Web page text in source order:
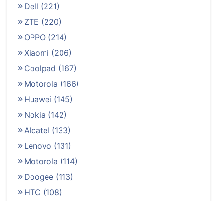
Dell (221)
ZTE (220)
OPPO (214)
Xiaomi (206)
Coolpad (167)
Motorola (166)
Huawei (145)
Nokia (142)
Alcatel (133)
Lenovo (131)
Motorola (114)
Doogee (113)
HTC (108)